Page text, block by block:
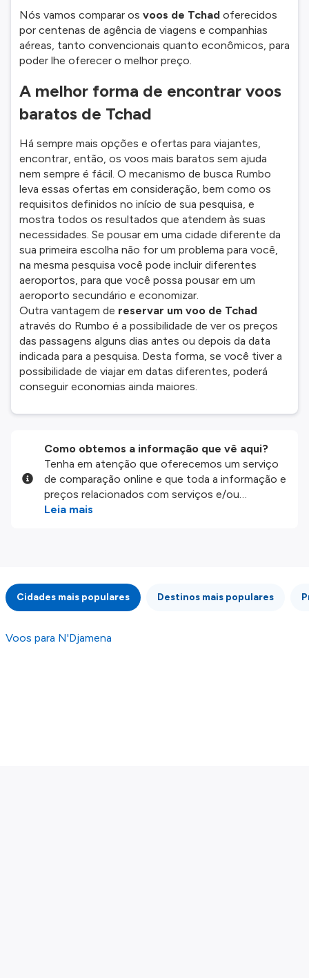
Nós vamos comparar os voos de Tchad oferecidos
por centenas de agência de viagens e companhias
aéreas, tanto convencionais quanto econômicos, para
poder lhe oferecer o melhor preço.
A melhor forma de encontrar voos
baratos de Tchad
Há sempre mais opções e ofertas para viajantes,
encontrar, então, os voos mais baratos sem ajuda
nem sempre é fácil. O mecanismo de busca Rumbo
leva essas ofertas em consideração, bem como os
requisitos definidos no início de sua pesquisa, e
mostra todos os resultados que atendem às suas
necessidades. Se pousar em uma cidade diferente da
sua primeira escolha não for um problema para você,
na mesma pesquisa você pode incluir diferentes
aeroportos, para que você possa pousar em um
aeroporto secundário e economizar.
Outra vantagem de reservar um voo de Tchad
através do Rumbo é a possibilidade de ver os preços
das passagens alguns dias antes ou depois da data
indicada para a pesquisa. Desta forma, se você tiver a
possibilidade de viajar em datas diferentes, poderá
conseguir economias ainda maiores.
Como obtemos a informação que vê aqui?
Tenha em atenção que oferecemos um serviço
de comparação online e que toda a informação e
preços relacionados com serviços e/ou
produtos disponíveis no nosso website são
integridade ou pela precisão da informação
publicada, por isso verifique com atenção todas
as condições no website do parceiro antes de
fazer uma reserva. Para mais detalhes verifique
os nossosTermos e Condições
Leia mais
Cidades mais populares Destinos mais populares
Voos para N'Djamena